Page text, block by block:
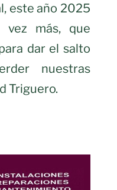
este año 2025
vez más, que
dar el salto
nuestras
Triguero.